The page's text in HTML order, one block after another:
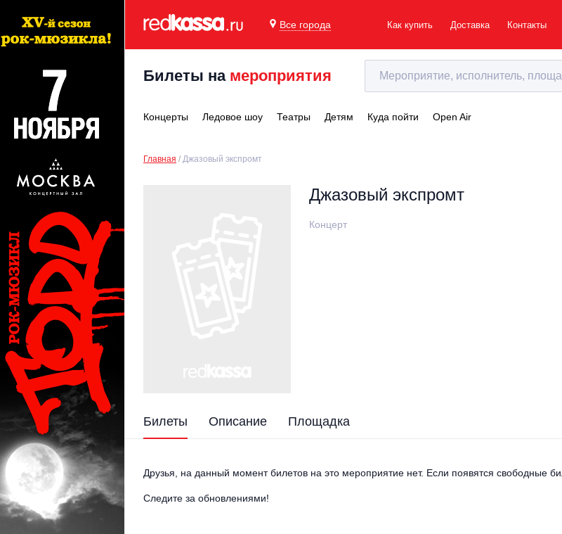
Все города Как купить Доставка Контакты
Билеты на мероприятия
Концерты Ледовое шоу Театры Детям Куда пойти Open Air
Главная Джазовый экспромт
Джазовый экспромт
Концерт
Билеты Описание Площадка
Друзья, на данный момент билетов на это мероприятие нет. Если появятся свободные
Следите за обновлениями!